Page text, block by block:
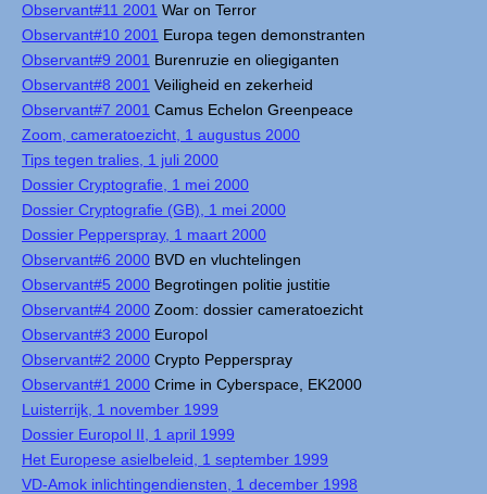
Observant#11 2001 War on Terror
Observant#10 2001 Europa tegen demonstranten
Observant#9 2001 Burenruzie en oliegiganten
Observant#8 2001 Veiligheid en zekerheid
Observant#7 2001 Camus Echelon Greenpeace
Zoom, cameratoezicht, 1 augustus 2000
Tips tegen tralies, 1 juli 2000
Dossier Cryptografie, 1 mei 2000
Dossier Cryptografie (GB), 1 mei 2000
Dossier Pepperspray, 1 maart 2000
Observant#6 2000 BVD en vluchtelingen
Observant#5 2000 Begrotingen politie justitie
Observant#4 2000 Zoom: dossier cameratoezicht
Observant#3 2000 Europol
Observant#2 2000 Crypto Pepperspray
Observant#1 2000 Crime in Cyberspace, EK2000
Luisterrijk, 1 november 1999
Dossier Europol II, 1 april 1999
Het Europese asielbeleid, 1 september 1999
VD-Amok inlichtingendiensten, 1 december 1998